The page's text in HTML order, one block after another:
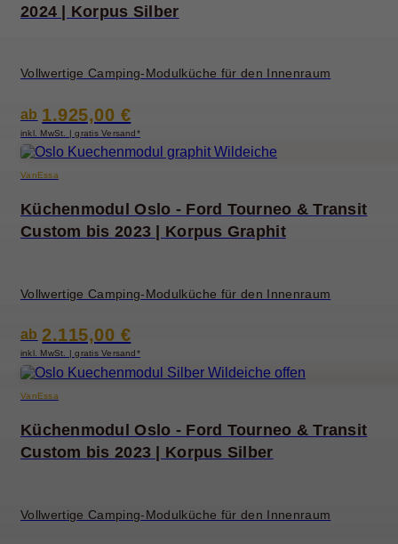
2024 | Korpus Silber
Vollwertige Camping-Modulküche für den Innenraum
ab 1.925,00 €
inkl. MwSt. | gratis Versand*
VanEssa
Küchenmodul Oslo - Ford Tourneo & Transit
Custom bis 2023 | Korpus Graphit
Vollwertige Camping-Modulküche für den Innenraum
ab 2.115,00 €
inkl. MwSt. | gratis Versand*
VanEssa
Küchenmodul Oslo - Ford Tourneo & Transit
Custom bis 2023 | Korpus Silber
Vollwertige Camping-Modulküche für den Innenraum